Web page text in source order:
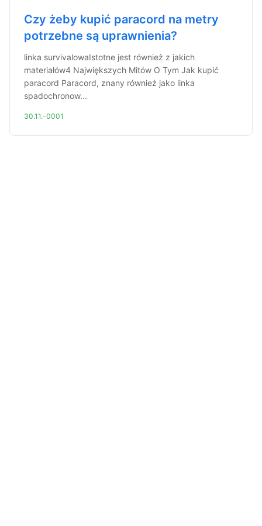
Czy żeby kupić paracord na metry
potrzebne są uprawnienia?
linka survivalowaIstotne jest również z jakich
materiałów4 Największych Mitów O Tym Jak kupić
paracord Paracord, znany również jako linka
spadochronow...
30.11.-0001